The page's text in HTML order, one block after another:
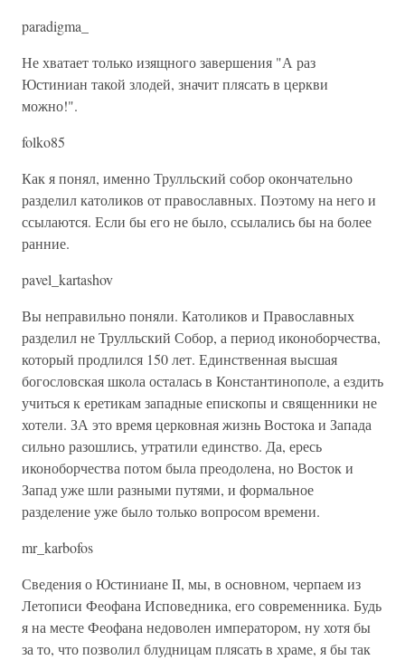
paradigma_
Не хватает только изящного завершения "А раз
Юстиниан такой злодей, значит плясать в церкви
можно!".
folko85
Как я понял, именно Трулльский собор окончательно
разделил католиков от православных. Поэтому на него и
ссылаются. Если бы его не было, ссылались бы на более
ранние.
pavel_kartashov
Вы неправильно поняли. Католиков и Православных
разделил не Трулльский Собор, а период иконоборчества,
который продлился 150 лет. Единственная высшая
богословская школа осталась в Константинополе, а ездить
учиться к еретикам западные епископы и священники не
хотели. ЗА это время церковная жизнь Востока и Запада
сильно разошлись, утратили единство. Да, ересь
иконоборчества потом была преодолена, но Восток и
Запад уже шли разными путями, и формальное
разделение уже было только вопросом времени.
mr_karbofos
Сведения о Юстиниане II, мы, в основном, черпаем из
Летописи Феофана Исповедника, его современника. Будь
я на месте Феофана недоволен императором, ну хотя бы
за то, что позволил блудницам плясать в храме, я бы так